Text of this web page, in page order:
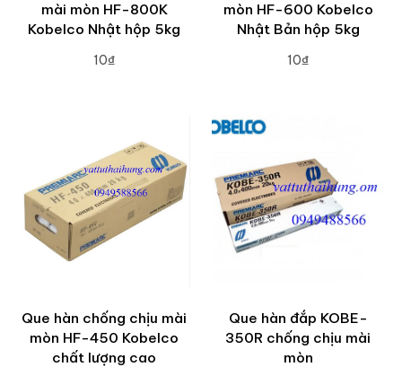
mài mòn HF-800K
Kobelco Nhật hộp 5kg
10₫
mòn HF-600 Kobelco
Nhật Bản hộp 5kg
10₫
Que hàn chống chịu mài
mòn HF-450 Kobelco
chất lượng cao
Que hàn đắp KOBE-
350R chống chịu mài
mòn